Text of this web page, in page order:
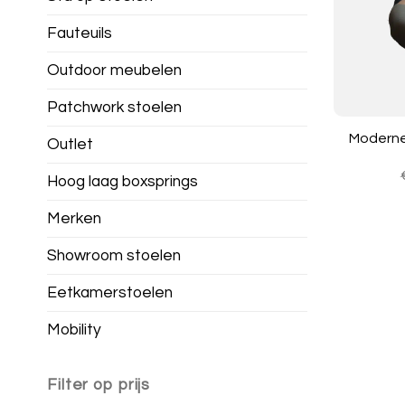
Fauteuils
Outdoor meubelen
Patchwork stoelen
Outlet
Hoog laag boxsprings
Merken
Showroom stoelen
Eetkamerstoelen
Mobility
Filter op prijs